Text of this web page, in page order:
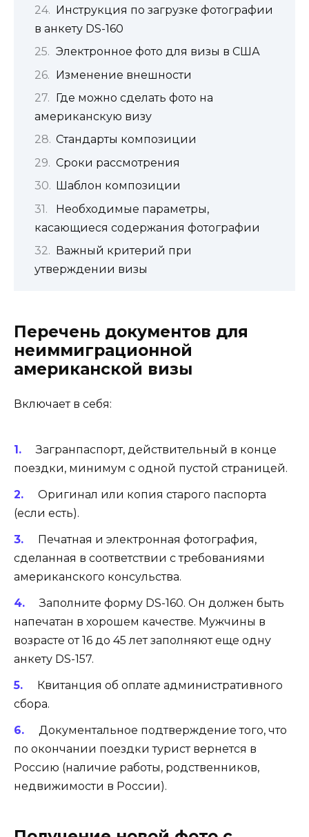
Инструкция по загрузке фотографии
в анкету DS-160
Электронное фото для визы в США
Изменение внешности
Где можно сделать фото на
американскую визу
Стандарты композиции
Сроки рассмотрения
Шаблон композиции
Необходимые параметры,
касающиеся содержания фотографии
Важный критерий при
утверждении визы
Перечень документов для
неиммиграционной
американской визы
Включает в себя:
Загранпаспорт, действительный в конце
поездки, минимум с одной пустой страницей.
Оригинал или копия старого паспорта
(если есть).
Печатная и электронная фотография,
сделанная в соответствии с требованиями
американского консульства.
Заполните форму DS-160. Он должен быть
напечатан в хорошем качестве. Мужчины в
возрасте от 16 до 45 лет заполняют еще одну
анкету DS-157.
Квитанция об оплате административного
сбора.
Документальное подтверждение того, что
по окончании поездки турист вернется в
Россию (наличие работы, родственников,
недвижимости в России).